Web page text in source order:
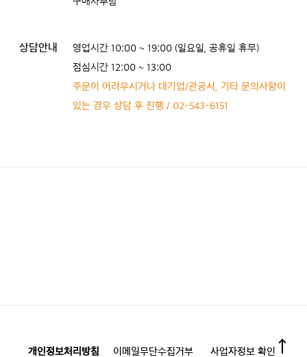
상담안내
영업시간 10:00 ~ 19:00 (일요일, 공휴일 휴무)
점심시간 12:00 ~ 13:00
주문이 어려우시거나 대기업/관공서, 기타 문의사항이
있는 경우 상담 후 진행 / 02-543-6151
개인정보처리방침 이메일무단수집거부 사업자정보 확인